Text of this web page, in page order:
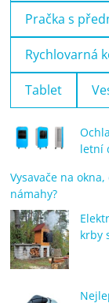
Pračka s
Rychlovarná
Tablet
letní
Vysavače na
námahy?
krby